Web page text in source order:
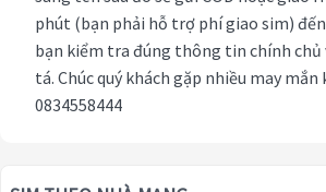
phút (bạn phải hỗ trợ phí giao sim)
bạn kiểm tra đúng thông tin chính chủ
tá. Chúc quý khách gặp nhiều may
0834558444